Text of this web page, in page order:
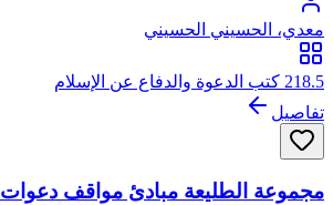
معدي، الحسيني الحسيني
218.5 كتب الدعوة والدفاع عن الإسلام
تفاصيل
مجموعة الطليعة مبادئ مواقف دعوات